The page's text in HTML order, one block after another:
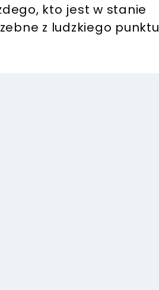
kto jest w stanie
z ludzkiego punktu